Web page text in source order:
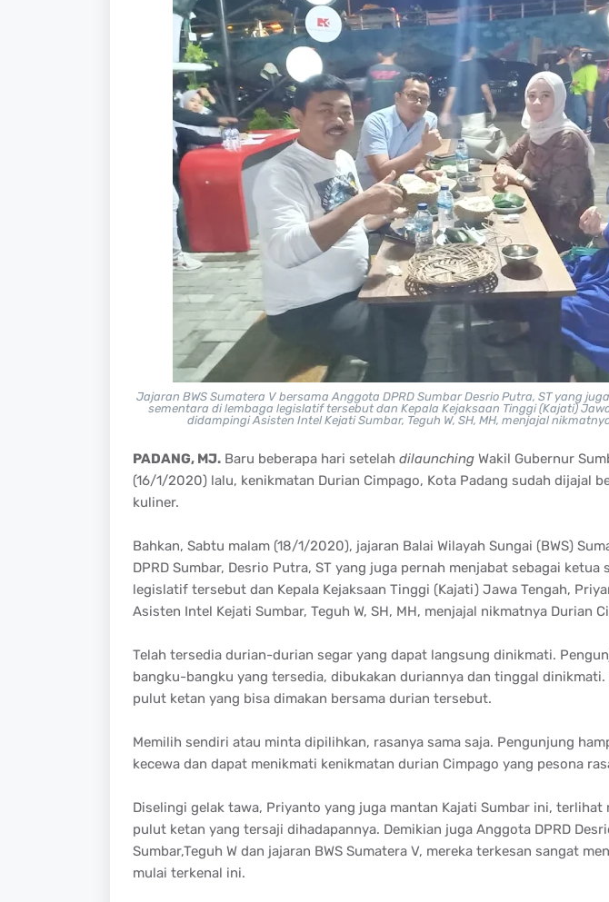
Jajaran BWS Sumatera V bersama Anggota DPRD Sumbar Desrio Putra, ST yang
sementara di lembaga legislatif tersebut dan Kepala Kejaksaan Tinggi (Kajati)
didampingi Asisten Intel Kejati Sumbar, Teguh W, SH, MH, menjajal
PADANG, MJ.Baru beberapa hari setelah dilaunchingWakil Gubernur
(16/1/2020) lalu, kenikmatan Durian Cimpago, Kota Padang sudah dijajal
kuliner.
Bahkan, Sabtu malam (18/1/2020), jajaran Balai Wilayah Sungai (BWS)
DPRD Sumbar, Desrio Putra, ST yang juga pernah menjabat sebagai ketua
legislatif tersebut dan Kepala Kejaksaan Tinggi (Kajati) Jawa Tengah,
Asisten Intel Kejati Sumbar, Teguh W, SH, MH, menjajal nikmatnya Durian
Telah tersedia durian-durian segar yang dapat langsung dinikmati.
bangku-bangku yang tersedia, dibukakan duriannya dan tinggal
pulut ketan yang bisa dimakan bersama durian tersebut.
Memilih sendiri atau minta dipilihkan, rasanya sama saja. Pengunjung
kecewa dan dapat menikmati kenikmatan durian Cimpago yang pesona
Diselingi gelak tawa, Priyanto yang juga mantan Kajati Sumbar ini, terlihat
pulut ketan yang tersaji dihadapannya. Demikian juga Anggota DPRD
Sumbar,Teguh W dan jajaran BWS Sumatera V, mereka terkesan sangat
mulai terkenal ini.